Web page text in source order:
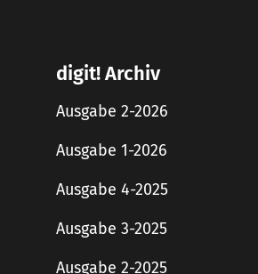
digit! Archiv
Ausgabe 2-2026
Ausgabe 1-2026
Ausgabe 4-2025
Ausgabe 3-2025
Ausgabe 2-2025